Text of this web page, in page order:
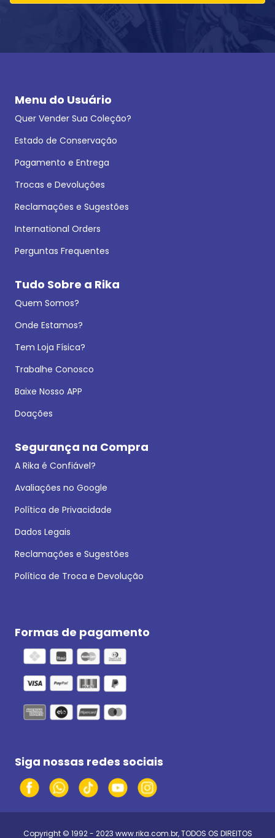
Menu do Usuário
Quer Vender Sua Coleção?
Estado de Conservação
Pagamento e Entrega
Trocas e Devoluções
Reclamações e Sugestões
International Orders
Perguntas Frequentes
Tudo Sobre a Rika
Quem Somos?
Onde Estamos?
Tem Loja Física?
Trabalhe Conosco
Baixe Nosso APP
Doações
Segurança na Compra
A Rika é Confiável?
Avaliações no Google
Política de Privacidade
Dados Legais
Reclamações e Sugestões
Política de Troca e Devolução
Formas de pagamento
Siga nossas redes sociais
Copyright © 1992 - 2023 www.rika.com.br, TODOS OS DIREITOS